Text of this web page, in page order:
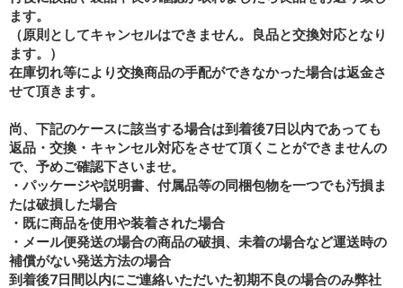
ます。
（原則としてキャンセルはできません。良品と交換対応となり
ます。）
在庫切れ等により交換商品の手配ができなかった場合は返金さ
せて頂きます。
尚、下記のケースに該当する場合は到着後7日以内であっても
返品・交換・キャンセル対応をさせて頂くことができませんの
で、予めご確認下さいませ。
・パッケージや説明書、付属品等の同梱包物を一つでも汚損ま
たは破損した場合
・既に商品を使用や装着された場合
・メール便発送の場合の商品の破損、未着の場合など運送時の
補償がない発送方法の場合
到着後7日間以内にご連絡いただいた初期不良の場合のみ弊社